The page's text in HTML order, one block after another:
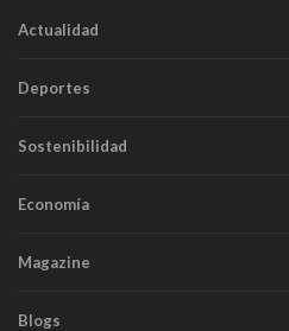
Actualidad
Deportes
Sostenibilidad
Economía
Magazine
Blogs